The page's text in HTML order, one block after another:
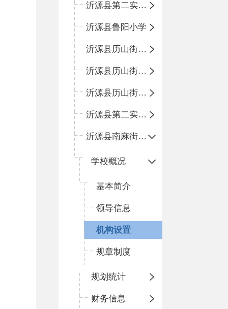
沂源县第二实验小学
沂源县鲁阳小学
沂源县历山街道办事处振兴路小学
沂源县历山街道办事处荆山路小学
沂源县历山街道办事处鲁山路小学
沂源县第二实验中学
沂源县南麻街道办事处中心小学
学校概况
基本简介
领导信息
机构设置
规章制度
规划统计
财务信息